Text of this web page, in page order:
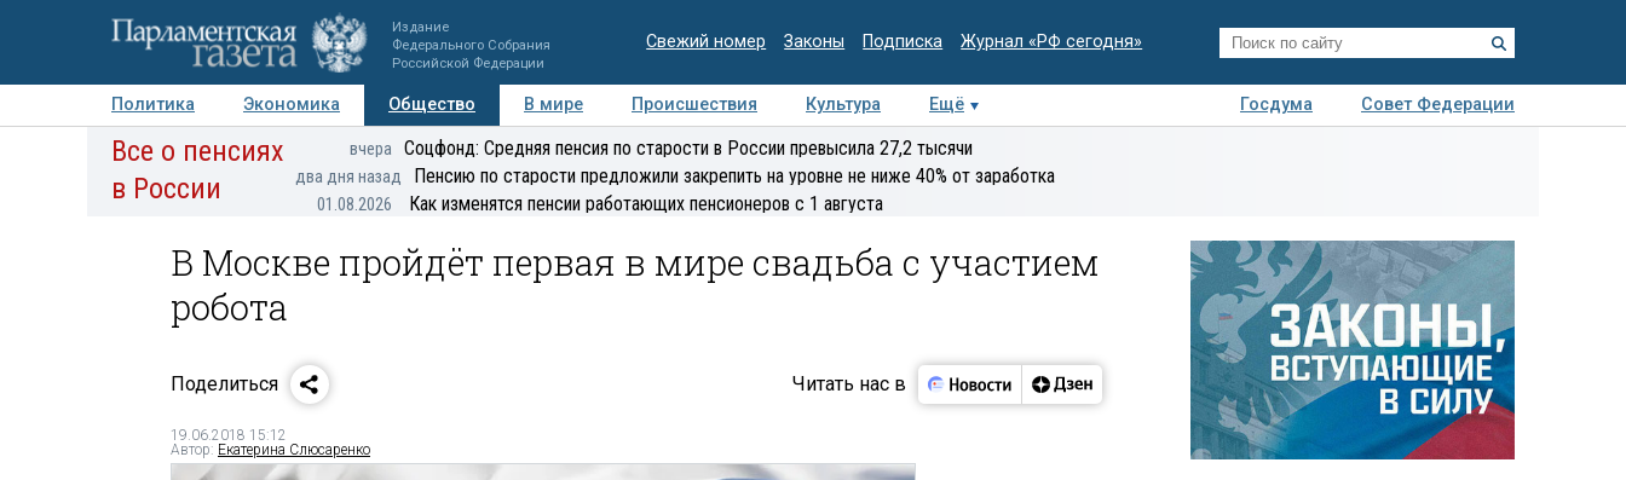
Издание
Федерального Собрания
Российской Федерации
Свежий номер Законы Подписка Журнал «РФ сегодня»
Политика Экономика Общество В мире Происшествия Культура Ещё Госдума
Совет Федерации
Авторы Персоны Мнения Регионы Медиацентр Интервью Колумнисты
экспертиза
Все о пенсиях
в России
вчера Соцфонд: Средняя пенсия по старости в России превысила 27,2 тысячи
два дня назад Пенсию по старости предложили закрепить на уровне не ниже 40% от заработка
01.08.2026 Как изменятся пенсии работающих пенсионеров с 1 августа
В Москве пройдёт первая в мире свадьба с участием
робота
Поделиться Читать нас в
19.06.2018 15:12
Автор: Екатерина Слюсаренко